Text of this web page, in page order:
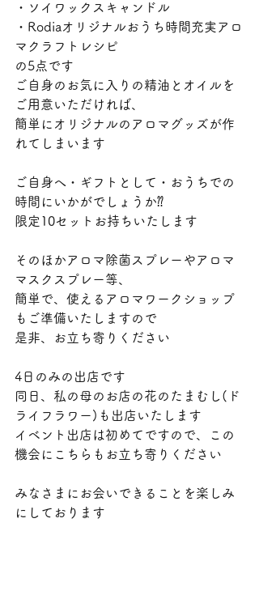
・ソイワックスキャンドル
・Rodiaオリジナルおうち時間充実アロ
マクラフトレシピ
の5点です
ご自身のお気に入りの精油とオイルを
ご用意いただければ、
簡単にオリジナルのアロマグッズが作
れてしまいます
ご自身へ・ギフトとして・おうちでの
時間にいかがでしょうか⁇
限定10セットお持ちいたします
そのほかアロマ除菌スプレーやアロマ
マスクスプレー等、
簡単で、使えるアロマワークショップ
もご準備いたしますので
是非、お立ち寄りください
4日のみの出店です
同日、私の母のお店の花のたまむし(ド
ライフラワー)も出店いたします
イベント出店は初めてですので、この
機会にこちらもお立ち寄りください
みなさまにお会いできることを楽しみ
にしております